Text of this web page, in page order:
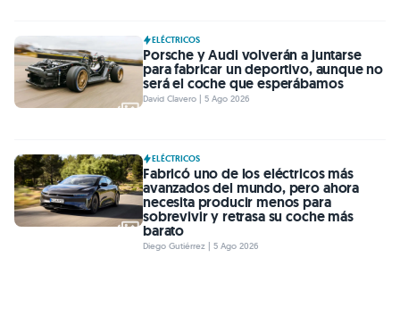
ELÉCTRICOS
Porsche y Audi volverán a juntarse
para fabricar un deportivo, aunque no
será el coche que esperábamos
David Clavero | 5 Ago 2026
ELÉCTRICOS
Fabricó uno de los eléctricos más
avanzados del mundo, pero ahora
necesita producir menos para
sobrevivir y retrasa su coche más
barato
Diego Gutiérrez | 5 Ago 2026